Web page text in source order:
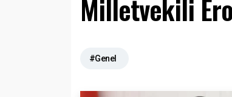
Milletvekili
#Genel